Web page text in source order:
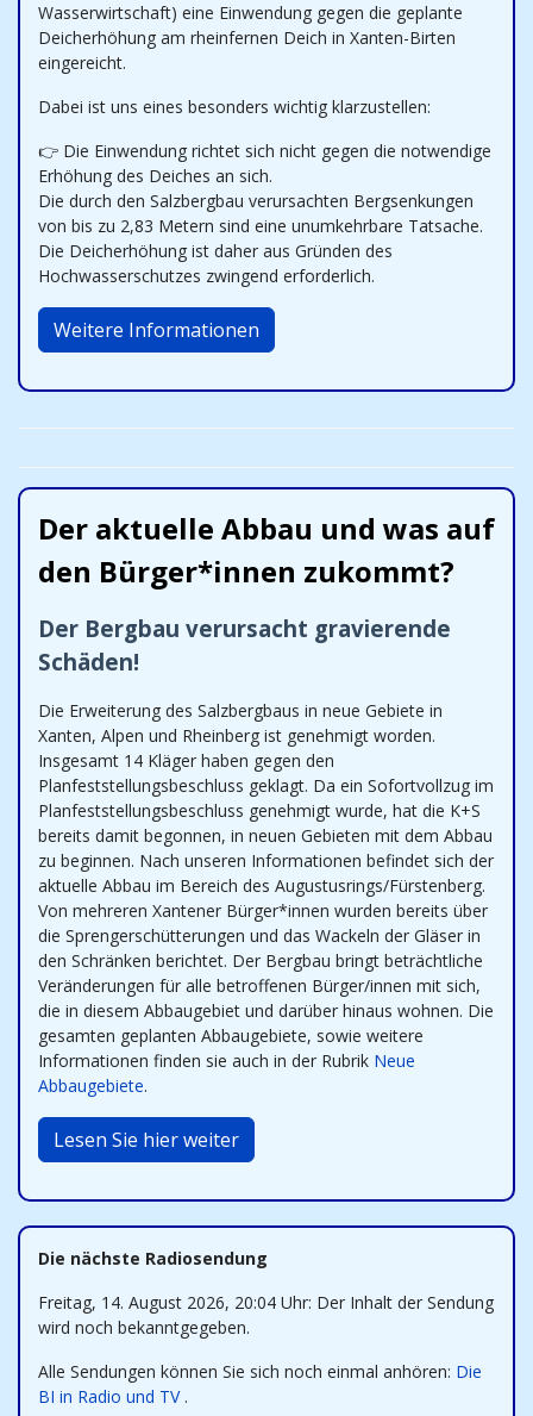
Wasserwirtschaft) eine Einwendung gegen die geplante
Deicherhöhung am rheinfernen Deich in Xanten-Birten
eingereicht.
Dabei ist uns eines besonders wichtig klarzustellen:
👉 Die Einwendung richtet sich nicht gegen die notwendige
Erhöhung des Deiches an sich.
Die durch den Salzbergbau verursachten Bergsenkungen
von bis zu 2,83 Metern sind eine unumkehrbare Tatsache.
Die Deicherhöhung ist daher aus Gründen des
Hochwasserschutzes zwingend erforderlich.
Weitere Informationen
Der aktuelle Abbau und was auf
den Bürger*innen zukommt?
Der Bergbau verursacht gravierende
Schäden!
Die Erweiterung des Salzbergbaus in neue Gebiete in
Xanten, Alpen und Rheinberg ist genehmigt worden.
Insgesamt 14 Kläger haben gegen den
Planfeststellungsbeschluss geklagt. Da ein Sofortvollzug im
Planfeststellungsbeschluss genehmigt wurde, hat die K+S
bereits damit begonnen, in neuen Gebieten mit dem Abbau
zu beginnen. Nach unseren Informationen befindet sich der
aktuelle Abbau im Bereich des Augustusrings/Fürstenberg.
Von mehreren Xantener Bürger*innen wurden bereits über
die Sprengerschütterungen und das Wackeln der Gläser in
den Schränken berichtet. Der Bergbau bringt beträchtliche
Veränderungen für alle betroffenen Bürger/innen mit sich,
die in diesem Abbaugebiet und darüber hinaus wohnen. Die
gesamten geplanten Abbaugebiete, sowie weitere
Informationen finden sie auch in der Rubrik Neue
Abbaugebiete.
Lesen Sie hier weiter
Die nächste Radiosendung
Freitag, 14. August 2026, 20:04 Uhr: Der Inhalt der Sendung
wird noch bekanntgegeben.
Alle Sendungen können Sie sich noch einmal anhören: Die
BI in Radio und TV .